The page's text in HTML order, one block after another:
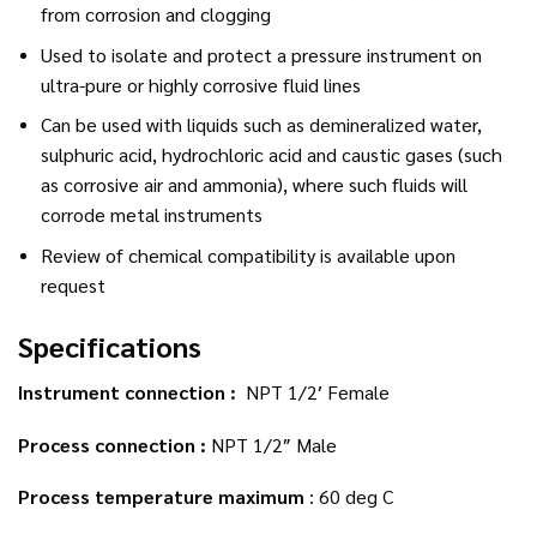
from corrosion and clogging
Used to isolate and protect a pressure instrument on
ultra-pure or highly corrosive fluid lines
Can be used with liquids such as demineralized water,
sulphuric acid, hydrochloric acid and caustic gases (such
as corrosive air and ammonia), where such fluids will
corrode metal instruments
Review of chemical compatibility is available upon
request
Specifications
Instrument connection : NPT 1/2′ Female
Process connection : NPT 1/2″ Male
Process temperature maximum : 60 deg C